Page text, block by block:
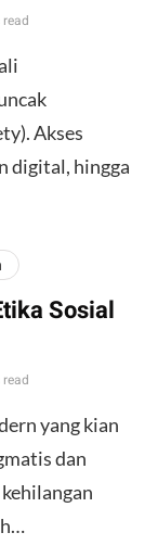
Akses
digital, hingga
Sosial
yang kian
dan